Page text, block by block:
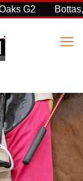
Bottas,